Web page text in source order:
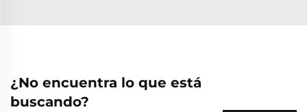
¿No encuentra lo que está
buscando?